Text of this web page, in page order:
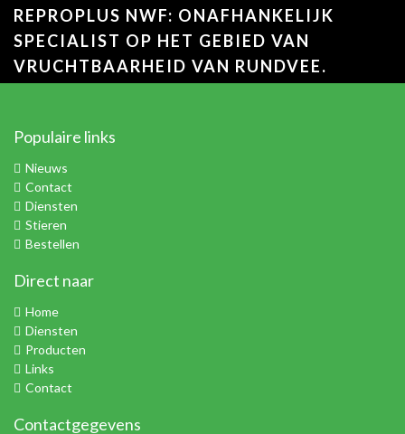
REPROPLUS NWF: ONAFHANKELIJK
SPECIALIST OP HET GEBIED VAN
VRUCHTBAARHEID VAN RUNDVEE.
Populaire links
Nieuws
Contact
Diensten
Stieren
Bestellen
Direct naar
Home
Diensten
Producten
Links
Contact
Contactgegevens